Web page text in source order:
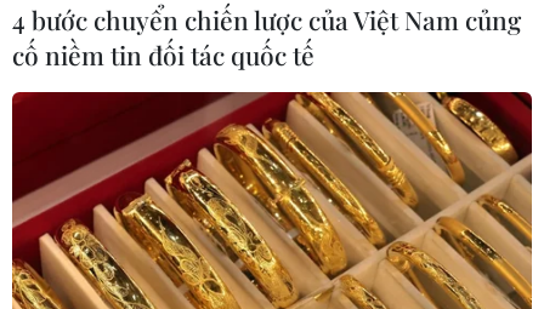
4 bước chuyển chiến lược của Việt Nam củng
cố niềm tin đối tác quốc tế